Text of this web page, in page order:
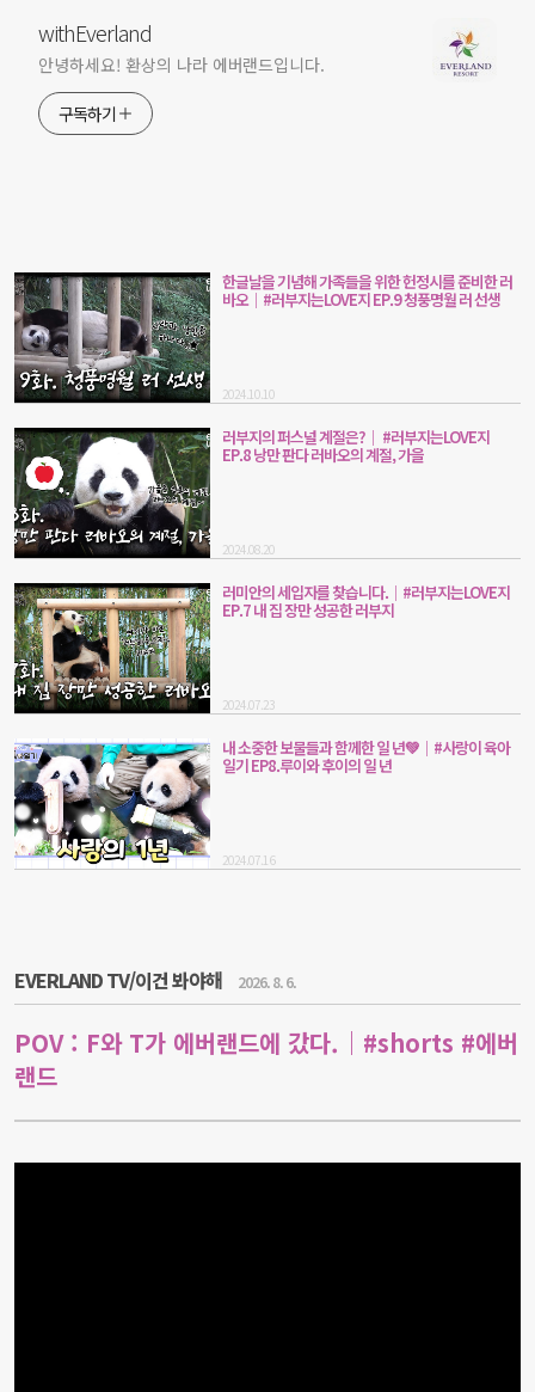
withEverland
안녕하세요! 환상의 나라 에버랜드입니다.
구독하기
한글날을 기념해 가족들을 위한 헌정시를 준비한 러
바오│#러부지는LOVE지 EP.9 청풍명월 러 선생
2024.10.10
러부지의 퍼스널 계절은?│ #러부지는LOVE지
EP.8 낭만 판다 러바오의 계절, 가을
2024.08.20
러미안의 세입자를 찾습니다.│#러부지는LOVE지
EP.7 내 집 장만 성공한 러부지
2024.07.23
내 소중한 보물들과 함께한 일 년💚│#사랑이 육아
일기 EP8.루이와 후이의 일 년
2024.07.16
EVERLAND TV/이건 봐야해 2026. 8. 6.
POV : F와 T가 에버랜드에 갔다.｜#shorts #에버
랜드